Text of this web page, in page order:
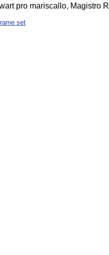
pro mariscallo, Magistro
set